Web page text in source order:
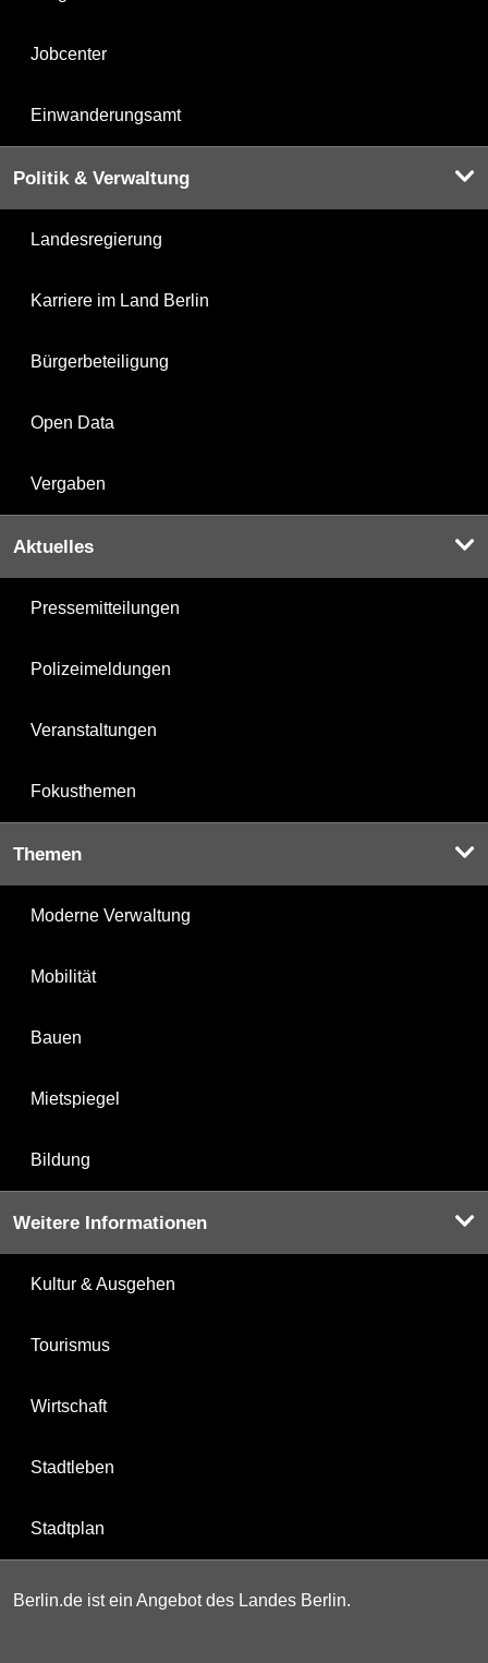
Jobcenter
Einwanderungsamt
Politik & Verwaltung
Landesregierung
Karriere im Land Berlin
Bürgerbeteiligung
Open Data
Vergaben
Aktuelles
Pressemitteilungen
Polizeimeldungen
Veranstaltungen
Fokusthemen
Themen
Moderne Verwaltung
Mobilität
Bauen
Mietspiegel
Bildung
Weitere Informationen
Kultur & Ausgehen
Tourismus
Wirtschaft
Stadtleben
Stadtplan
Berlin.de ist ein Angebot des Landes Berlin.